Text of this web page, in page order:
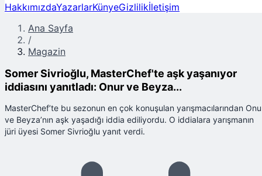
HakkımızdaYazarlarKünyeGizlilikİletişim
Ana Sayfa
/
Magazin
Somer Sivrioğlu, MasterChef'te aşk yaşanıyor
iddiasını yanıtladı: Onur ve Beyza...
MasterChef’te bu sezonun en çok konuşulan yarışmacılarından
ve Beyza’nın aşk yaşadığı iddia ediliyordu. O iddialara yarışmanın
jüri üyesi Somer Sivrioğlu yanıt verdi.